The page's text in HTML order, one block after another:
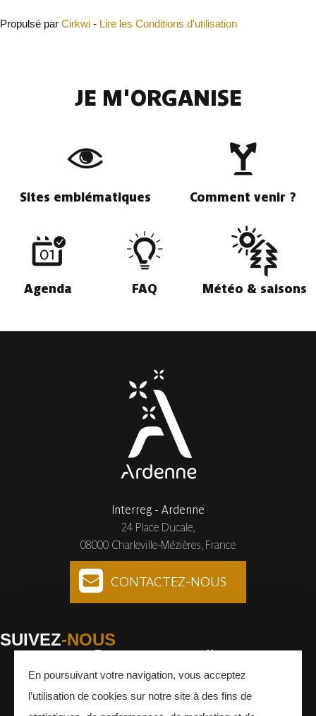
Propulsé par Cirkwi - Lire les Conditions d'utilisation
JE M'ORGANISE
Sites emblématiques Comment venir ?
Agenda FAQ Météo & saisons
Interreg - Ardenne
24 Place Ducale,
08000 Charleville-Mézières, France
CONTACTEZ-NOUS
SUIVEZ-NOUS
Facebook Instagram Youtube
En poursuivant votre navigation, vous acceptez
l’utilisation de cookies sur notre site à des fins de